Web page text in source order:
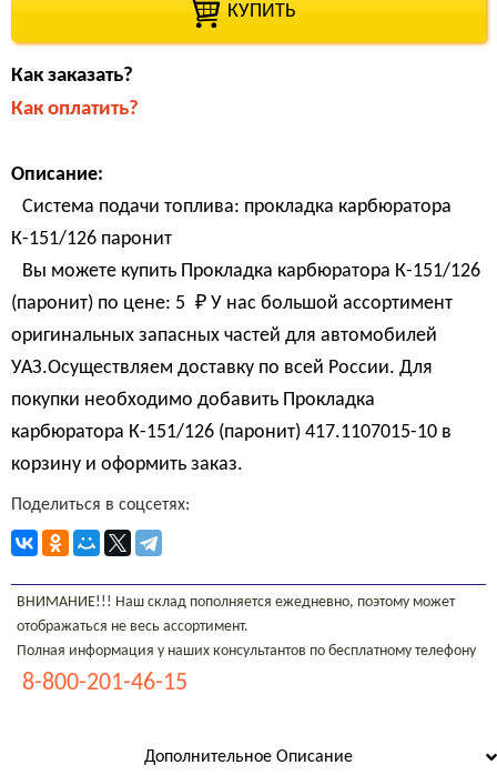
КУПИТЬ
Как заказать?
Как оплатить?
Описание:
Система подачи топлива: прокладка карбюратора
К-151/126 паронит
Вы можете купить Прокладка карбюратора К-151/126
(паронит) по цене: 5 ₽ У нас большой ассортимент
оригинальных запасных частей для автомобилей
УАЗ.Осуществляем доставку по всей России. Для
покупки необходимо добавить Прокладка
карбюратора К-151/126 (паронит) 417.1107015-10 в
корзину и оформить заказ.
Поделиться в соцсетях:
ВНИМАНИЕ!!! Наш склад пополняется ежедневно, поэтому может
отображаться не весь ассортимент.
Полная информация у наших консультантов по бесплатному телефону
8-800-201-46-15
Дополнительное Описание